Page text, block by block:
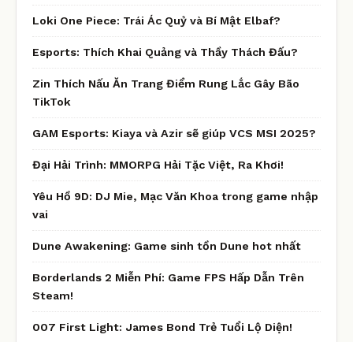
Loki One Piece: Trái Ác Quỷ và Bí Mật Elbaf?
Esports: Thích Khai Quảng và Thầy Thách Đấu?
Zin Thích Nấu Ăn Trang Điểm Rung Lắc Gây Bão
TikTok
GAM Esports: Kiaya và Azir sẽ giúp VCS MSI 2025?
Đại Hải Trình: MMORPG Hải Tặc Việt, Ra Khơi!
Yêu Hồ 9D: DJ Mie, Mạc Văn Khoa trong game nhập
vai
Dune Awakening: Game sinh tồn Dune hot nhất
Borderlands 2 Miễn Phí: Game FPS Hấp Dẫn Trên
Steam!
007 First Light: James Bond Trẻ Tuổi Lộ Diện!